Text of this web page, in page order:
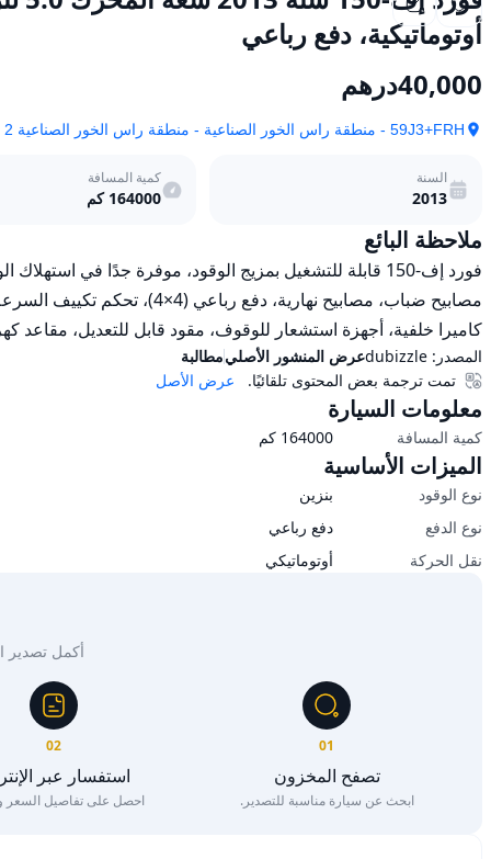
أوتوماتيكية، دفع رباعي
40,000درهم
59J3+FRH - منطقة راس الخور الصناعية - منطقة راس الخور الصناعية 2 - دبي - الإمارات العربية المتحدة
السنة
2013
كمية المسافة
164000 كم
ملاحظة البائع
كاميرا خلفية، أجهزة استشعار للوقوف، مقود قابل للتعديل، مقاعد
المصدر: dubizzleعرض المنشور الأصليمطالبة
عرض الأصل
تمت ترجمة بعض المحتوى تلقائيًا.
معلومات السيارة
كمية المسافة 164000 كم
الميزات الأساسية
نوع الوقود
بنزين
نوع الدفع
دفع رباعي
نقل الحركة
أوتوماتيكي
أكمل تصدير
01
تصفح المخزون
ابحث عن سيارة مناسبة للتصدير.
02
استفسار عبر
احصل على تفاصيل السعر